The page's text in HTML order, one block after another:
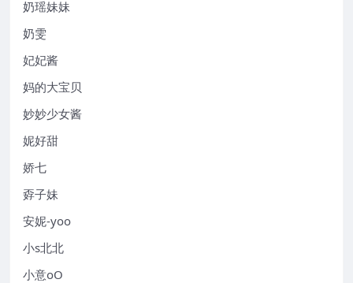
奶瑶妹妹
奶雯
妃妃酱
妈的大宝贝
妙妙少女酱
妮好甜
娇七
孬子妹
安妮-yoo
小s北北
小意oO